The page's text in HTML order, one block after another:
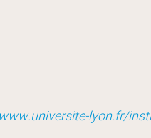
lyon.fr/